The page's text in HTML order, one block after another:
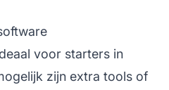
voor starters in
zijn extra tools of